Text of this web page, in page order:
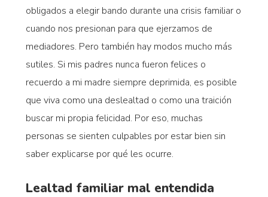
obligados a elegir bando durante una crisis familiar o
cuando nos presionan para que ejerzamos de
mediadores. Pero también hay modos mucho más
sutiles. Si mis padres nunca fueron felices o
recuerdo a mi madre siempre deprimida, es posible
que viva como una deslealtad o como una traición
buscar mi propia felicidad. Por eso, muchas
personas se sienten culpables por estar bien sin
saber explicarse por qué les ocurre.
Lealtad familiar mal entendida